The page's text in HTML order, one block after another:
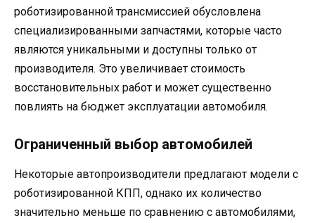
роботизированной трансмиссией обусловлена
специализированными запчастями, которые часто
являются уникальными и доступны только от
производителя. Это увеличивает стоимость
восстановительных работ и может существенно
повлиять на бюджет эксплуатации автомобиля.
Ограниченный выбор автомобилей
Некоторые автопроизводители предлагают модели с
роботизированной КПП, однако их количество
значительно меньше по сравнению с автомобилями,